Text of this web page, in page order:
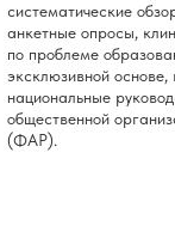
систематические
анкетные опросы,
по проблеме
эксклюзивной
национальные
общественной
(ФАР).